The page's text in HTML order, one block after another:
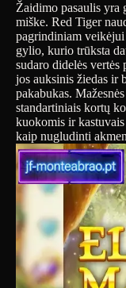
Žaidimo pasaulis yra
miške. Red Tiger
pagrindiniam
gylio, kurio trūksta
sudaro didelės
jos auksinis žiedas ir
pakabukas.
standartiniais kortų
kuokomis ir
kaip nugludinti